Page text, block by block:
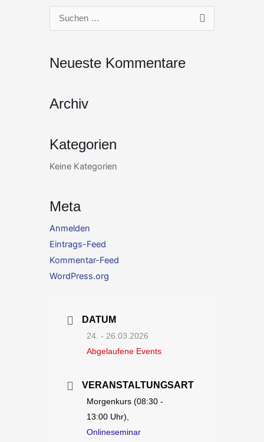
Suchen
Neueste Kommentare
Archiv
Kategorien
Keine Kategorien
Meta
Anmelden
Eintrags-Feed
Kommentar-Feed
WordPress.org
DATUM
24. - 26.03.2026
Abgelaufene Events
VERANSTALTUNGSART
Morgenkurs (08:30 -
13:00 Uhr),
Onlineseminar